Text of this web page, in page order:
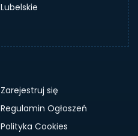
Lubelskie
Zarejestruj się
Regulamin Ogłoszeń
Polityka Cookies